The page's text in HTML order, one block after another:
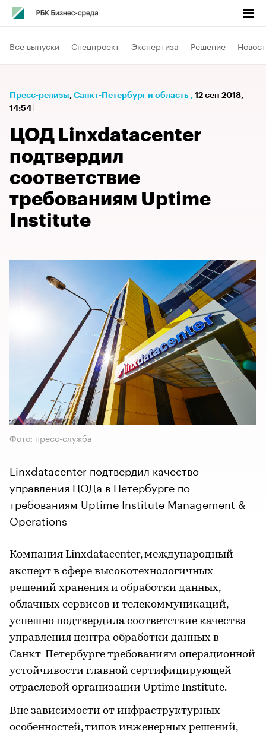
Все выпуски Спецпроект Экспертиза Решение
Пресс-релизы⁠, Санкт-Петербург и область , 12 сен 2018,
14:54
ЦОД Linxdatacenter
подтвердил
соответствие
требованиям Uptime
Institute
Фото: пресс-служба
Linxdatacenter подтвердил качество
управления ЦОДа в Петербурге по
требованиям Uptime Institute Management &
Operations
Компания Linxdatacenter, международный
эксперт в сфере высокотехнологичных
решений хранения и обработки данных,
облачных сервисов и телекоммуникаций,
успешно подтвердила соответствие качества
управления центра обработки данных в
Санкт-Петербурге требованиям операционной
устойчивости главной сертифицирующей
отраслевой организации Uptime Institute.
Вне зависимости от инфраструктурных
особенностей, типов инженерных решений,